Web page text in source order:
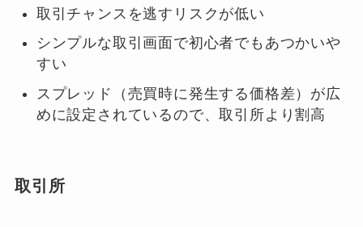
取引チャンスを逃すリスクが低い
シンプルな取引画面で初心者でもあつかいや
すい
スプレッド（売買時に発生する価格差）が広
めに設定されているので、取引所より割高
取引所